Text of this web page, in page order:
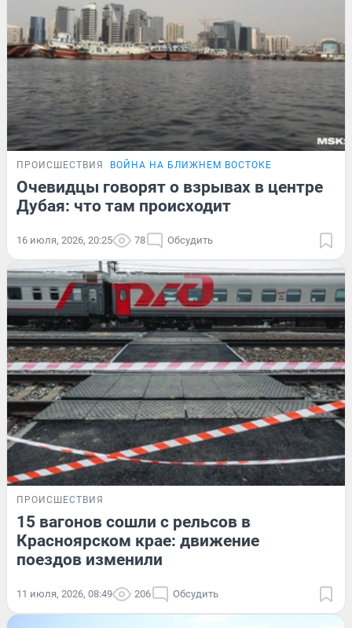
ПРОИСШЕСТВИЯ ВОЙНА НА БЛИЖНЕМ ВОСТОКЕ
Очевидцы говорят о взрывах в центре
Дубая: что там происходит
16 июля, 2026, 20:25 78 Обсудить
ПРОИСШЕСТВИЯ
15 вагонов сошли с рельсов в
Красноярском крае: движение
поездов изменили
11 июля, 2026, 08:49 206 Обсудить